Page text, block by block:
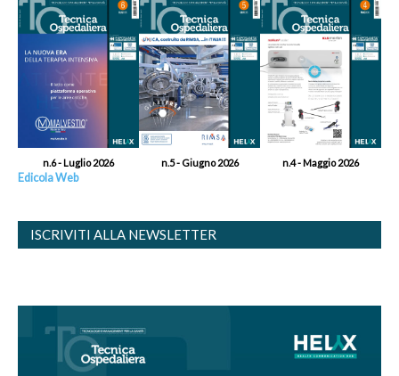
n.6 - Luglio 2026 n.5 - Giugno 2026 n.4 - Maggio 2026
Edicola Web
ISCRIVITI ALLA NEWSLETTER